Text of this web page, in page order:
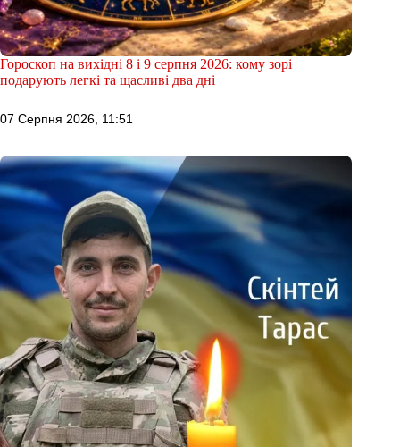
Гороскоп на вихідні 8 і 9 серпня 2026: кому зорі
подарують легкі та щасливі два дні
07 Серпня 2026, 11:51